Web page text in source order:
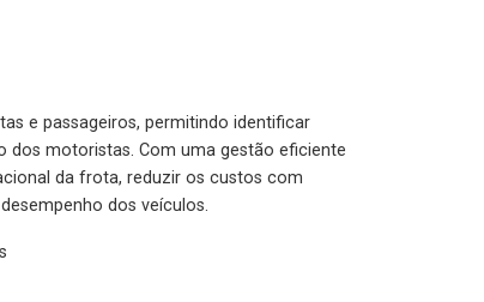
e passageiros, permitindo identificar
dos motoristas. Com uma gestão eficiente
da frota, reduzir os custos com
dos veículos.